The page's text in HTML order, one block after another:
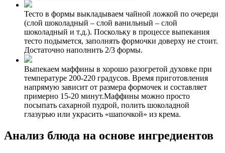
Тесто в формы выкладываем чайной ложкой по очереди
(слой шоколадный – слой ванильный – слой
шоколадный и т.д.). Поскольку в процессе выпекания
тесто подымется, заполнять формочки доверху не стоит.
Достаточно наполнить 2/3 формы.
Выпекаем маффины в хорошо разогретой духовке при
температуре 200-220 градусов. Время приготовления
напрямую зависит от размера формочек и составляет
примерно 15-20 минут.Маффины можно просто
посыпать сахарной пудрой, полить шоколадной
глазурью или украсить «шапочкой» из крема.
Анализ блюда на основе ингредиентов